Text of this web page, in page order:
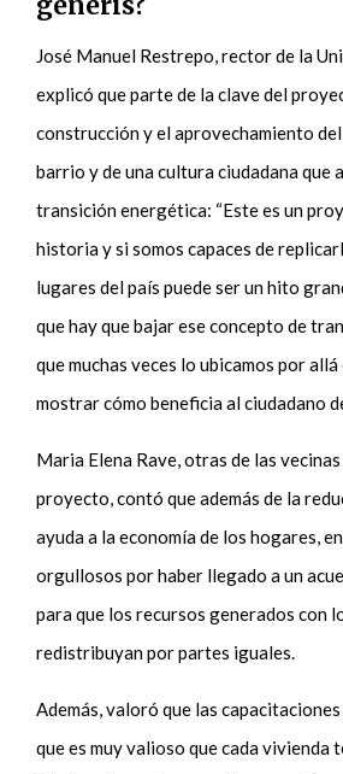
José Manuel Restrepo, rector de la
explicó que parte de la clave del
construcción y el aprovechamiento
barrio y de una cultura ciudadana que
transición energética: “Este es un
historia y si somos capaces de
lugares del país puede ser un hito
que hay que bajar ese concepto de
que muchas veces lo ubicamos por
mostrar cómo beneficia al ciudadano
Maria Elena Rave, otras de las
proyecto, contó que además de la
ayuda a la economía de los hogares,
orgullosos por haber llegado a un
para que los recursos generados con
redistribuyan por partes iguales.
Además, valoró que las
que es muy valioso que cada vivienda